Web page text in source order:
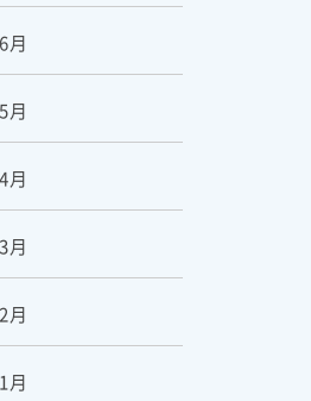
月
月
月
月
月
月